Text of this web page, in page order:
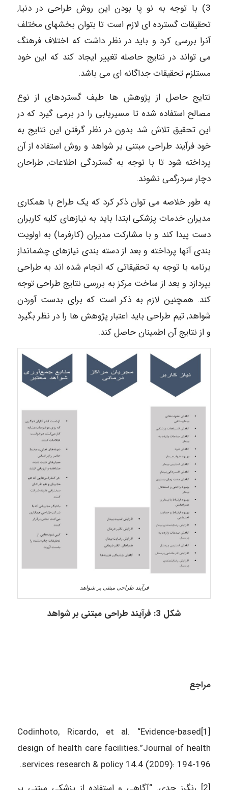
3) با توجه به نو پا بودن این روش طراحی در دنیا,
تحقیقات گسترده ­ای لازم است تا بتوان بخش­های مختلف
آنرا بررسی کرد و باید در نظر داشت که اختلاف فرهنگ
می تواند در نتایج حاصله تغییر ایجاد کند که این خود
مستلزم تحقیقات جداگانه ­ای می­ باشد.
نتایج حاصل از پژوهش­ ها طیف گسترده­ای از نوع
مصالح استفاده شده تا مسیریابی را در برمی ­گیرد که در
این تحقیق تلاش شد بدون در نظر گرفتن این نتایج به
خود فرآیند طراحی مبتنی بر شواهد و روش استفاده از آن
پرداخته شود تا با توجه به گستردگی اطلاعات, طراحان
دچار سردرگمی نشوند.
به طور خلاصه می توان ذکر کرد که یک طراح با همکاری
مدیران خدمات پزشکی ابتدا باید به نیازهای کلیه کاربران
دست پیدا کند و با مشارکت مدیران (کارفرما) به اولویت
بندی آنها پرداخته و بعد از دسته بندی نیازهای چشم­انداز
برنامه با توجه به تحقیقاتی که انجام شده ­اند به طراحی
بپردازد و بعد از ساخت مرکز به بررسی نتایج طراحی توجه
کند. همچنین لازم به ذکر است که برای بدست آوردن
شواهد, تیم طراحی باید اعتبار پژوهش­ ها را در نظر بگیرد
و از نتایج آن اطمینان حاصل کند.
فرآیند طراحی مبتنی بر شواهد
شکل 3: فرآیند طراحی مبتنی بر شواهد
مراجع
[1]Codinhoto, Ricardo, et al. “Evidence-based
design of health care facilities.”Journal of health
services research & policy 14.4 (2009): 194-196.